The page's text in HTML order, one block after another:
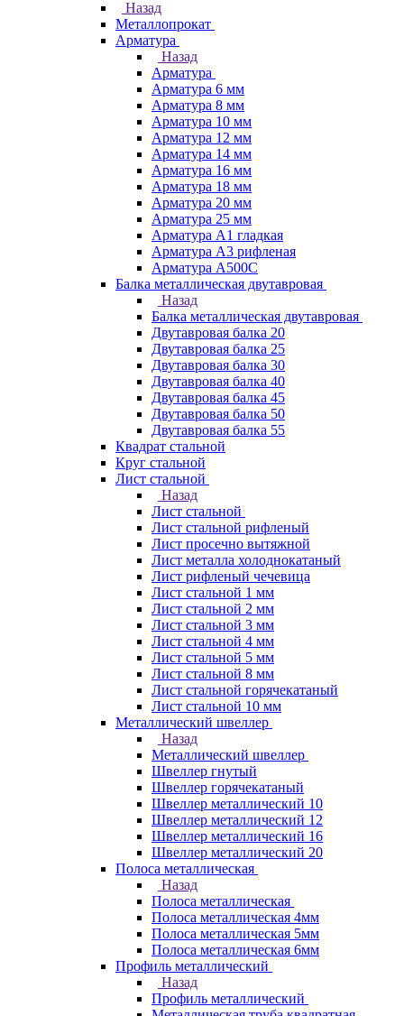
Назад
Металлопрокат
Арматура
Назад
Арматура
Арматура 6 мм
Арматура 8 мм
Арматура 10 мм
Арматура 12 мм
Арматура 14 мм
Арматура 16 мм
Арматура 18 мм
Арматура 20 мм
Арматура 25 мм
Арматура А1 гладкая
Арматура А3 рифленая
Арматура А500С
Балка металлическая двутавровая
Назад
Балка металлическая двутавровая
Двутавровая балка 20
Двутавровая балка 25
Двутавровая балка 30
Двутавровая балка 40
Двутавровая балка 45
Двутавровая балка 50
Двутавровая балка 55
Квадрат стальной
Круг стальной
Лист стальной
Назад
Лист стальной
Лист стальной рифленый
Лист просечно вытяжной
Лист металла холоднокатаный
Лист рифленый чечевица
Лист стальной 1 мм
Лист стальной 2 мм
Лист стальной 3 мм
Лист стальной 4 мм
Лист стальной 5 мм
Лист стальной 8 мм
Лист стальной горячекатаный
Лист стальной 10 мм
Металлический швеллер
Назад
Металлический швеллер
Швеллер гнутый
Швеллер горячекатаный
Швеллер металлический 10
Швеллер металлический 12
Швеллер металлический 16
Швеллер металлический 20
Полоса металлическая
Назад
Полоса металлическая
Полоса металлическая 4мм
Полоса металлическая 5мм
Полоса металлическая 6мм
Профиль металлический
Назад
Профиль металлический